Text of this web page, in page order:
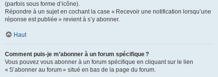
(parfois sous forme d’icône).
Répondre à un sujet en cochant la case « Recevoir une notification lorsqu’une
réponse est publiée » revient à s’y abonner.
Haut
Comment puis-je m’abonner à un forum spécifique ?
Vous pouvez vous abonner à un forum spécifique en cliquant sur le lien
« S’abonner au forum » situé en bas de la page du forum.